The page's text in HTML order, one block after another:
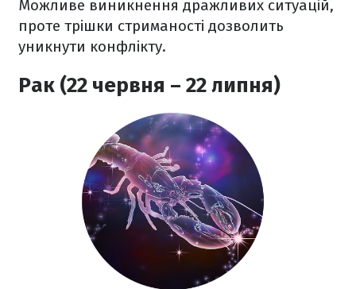
Можливе виникнення дражливих ситуацій,
проте трішки стриманості дозволить
уникнути конфлікту.
Рак (22 червня – 22 липня)